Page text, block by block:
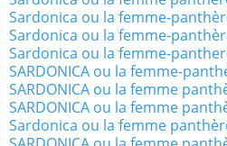
Sardonica ou la femme-
Sardonica ou la femme-
Sardonica ou la femme-
SARDONICA ou la femme-
SARDONICA ou la femme
SARDONICA ou la femme
Sardonica ou la femme